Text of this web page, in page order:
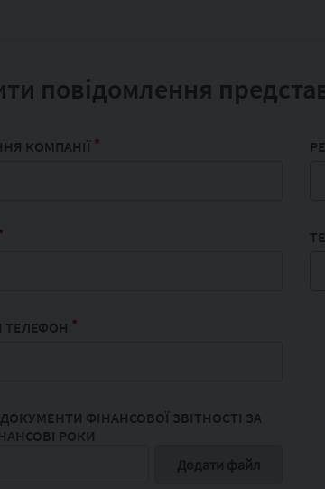
повідомлення
КОМПАНІЇ *
ТЕЛЕФОН *
ФІНАНСОВОЇ ЗВІТНОСТІ ЗА
РОКИ